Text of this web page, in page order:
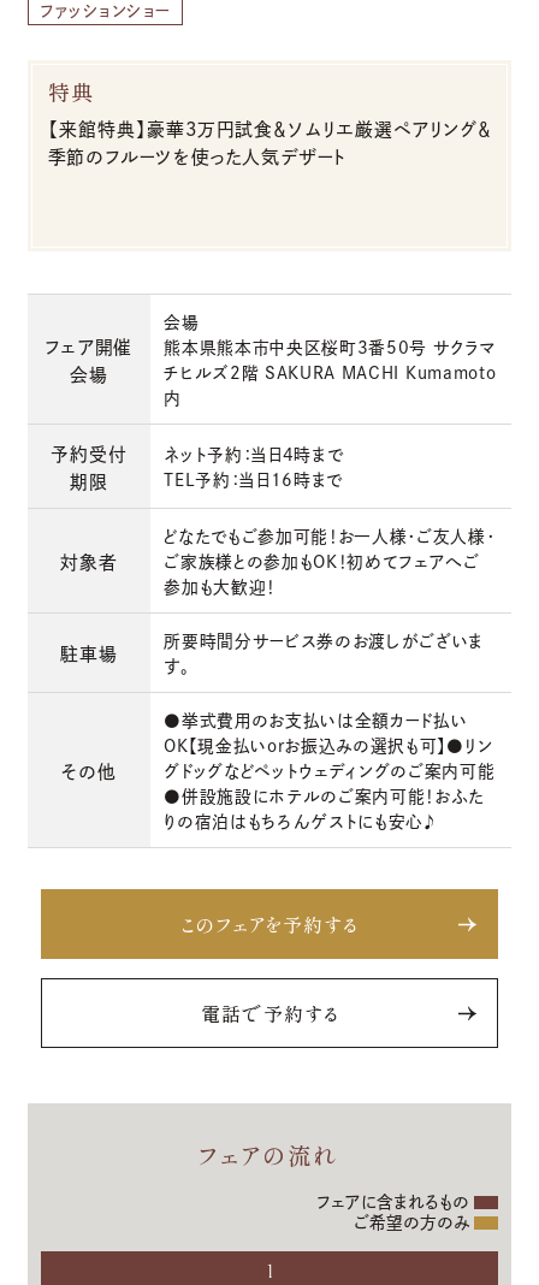
ファッションショー
特典
【来館特典】豪華3万円試食＆ソムリエ厳選ペアリング＆
季節のフルーツを使った人気デザート
フェア開催
会場
会場
熊本県熊本市中央区桜町3番50号 サクラマ
チヒルズ2階 SAKURA MACHI Kumamoto
内
予約受付
期限
ネット予約：当日4時まで
TEL予約：当日16時まで
対象者
どなたでもご参加可能！お一人様・ご友人様・
ご家族様との参加もOK！初めてフェアへご
参加も大歓迎！
駐車場
所要時間分サービス券のお渡しがございま
す。
その他
●挙式費用のお支払いは全額カード払い
OK【現金払いorお振込みの選択も可】●リン
グドッグなどペットウェディングのご案内可能
●併設施設にホテルのご案内可能！おふた
りの宿泊はもちろんゲストにも安心♪
このフェアを予約する
電話で予約する
フェアの流れ
フェアに含まれるもの
ご希望の方のみ
1